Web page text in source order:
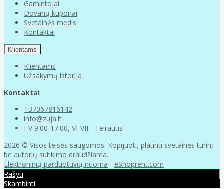
Gamintojai
Dovanų kuponai
Svetainės medis
Kontaktai
Klientams
Klientams
Užsakymų istorija
Kontaktai
+37067816142
info@zuja.lt
I-V 9:00-17:00, VI-VII - Teirautis
2026 © Visos teisės saugomos. Kopijuoti, platinti svetainės turinį
be autorių sutikimo draudžiama.
Elektroninių parduotuvių nuoma - eShoprent.com
Rašyti
Skambinti